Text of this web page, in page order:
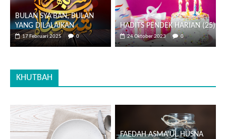
BULAN SYA’BAN, BULAN
YANG DILALAIKAN
17 Februari 2025 0
HADITS PENDEK HARIAN (25)
24 Oktober 2023 0
KHUTBAH
FAEDAH ASMA’UL HUSNA